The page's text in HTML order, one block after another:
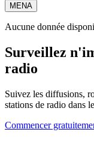
MENA
Aucune donnée
Surveillez
radio
Suivez les diffusions,
stations de radio dans
Commencer